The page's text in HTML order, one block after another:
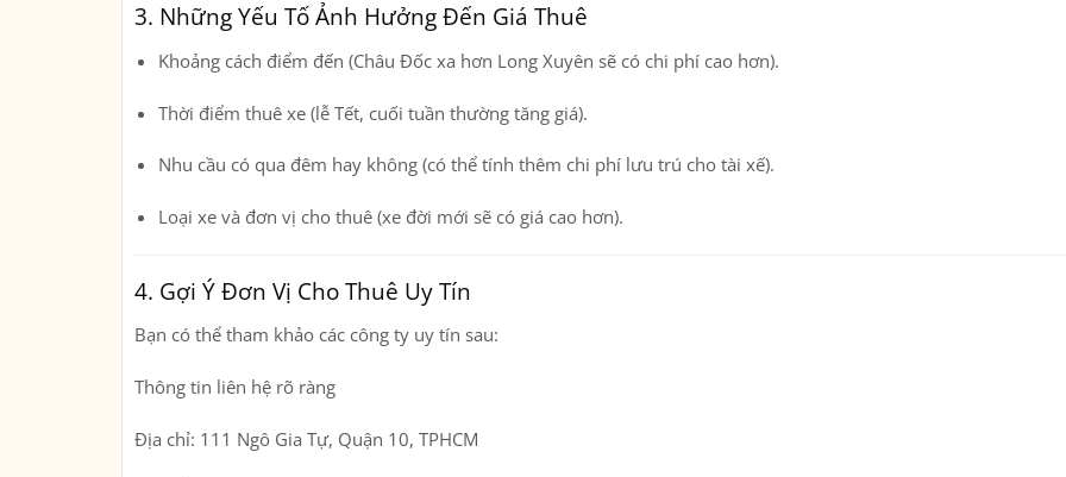
3. Những Yếu Tố Ảnh Hưởng Đến Giá Thuê
Khoảng cách điểm đến (Châu Đốc xa hơn Long Xuyên sẽ có chi phí cao hơn).
Thời điểm thuê xe(lễ Tết, cuối tuần thường tăng giá).
Nhu cầu có qua đêm hay không(có thể tính thêm chi phí lưu trú cho tài xế).
Loại xevà đơn vị cho thuê(xe đời mới sẽ có giá cao hơn).
4. Gợi Ý Đơn Vị Cho Thuê Uy Tín
Bạn có thể tham khảo các công ty uy tín sau:
Thông tin liên hệ rõ ràng
Địa chỉ: 111 Ngô Gia Tự, Quận 10, TPHCM